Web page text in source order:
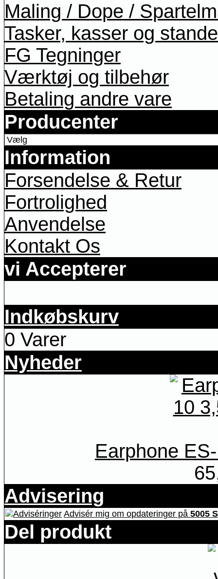
Maling / Dope /
Tasker, kasser og
FG Tegninger
Værktøj og tilbehør
Betaling andre vare
Producenter
Information
Forsendelse & Retur
Fortrolighed
Anvendelse
Kontakt Os
vi Accepterer
Indkøbskurv
0 Varer
Nyheder
Earphone
Advisering
Advisér mig om opdateringer på 5005
Del produkt